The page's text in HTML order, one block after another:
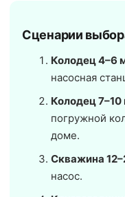
Сценарии
Колодец 4–6
насосная
Колодец 7–10
погружной
доме.
Скважина
насос.